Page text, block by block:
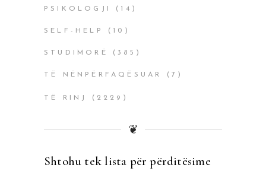
PSIKOLOGJI (14)
SELF-HELP (10)
STUDIMORË (385)
TË NËNPËRFAQËSUAR (7)
TË RINJ (2229)
❦
Shtohu tek lista për përditësime